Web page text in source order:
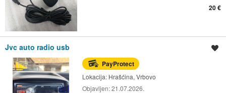
20 €
Jvc auto radio usb
PayProtect
Lokacija: Hrašćina, Vrbovo
Objavljen:21.07.2026.